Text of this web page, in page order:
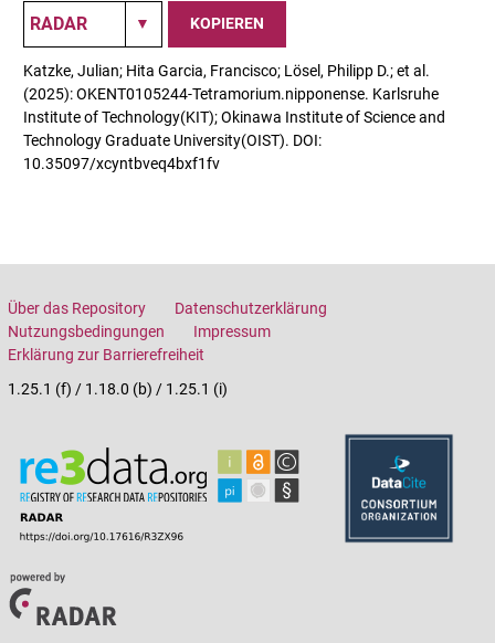
KOPIEREN
Katzke, Julian; Hita Garcia, Francisco; Lösel, Philipp D.; et al.
(2025): OKENT0105244-Tetramorium.nipponense. Karlsruhe
Institute of Technology(KIT); Okinawa Institute of Science and
Technology Graduate University(OIST). DOI:
10.35097/xcyntbveq4bxf1fv
Über das Repository
Datenschutzerklärung
Nutzungsbedingungen
Impressum
Erklärung zur Barrierefreiheit
1.25.1 (f) / 1.18.0 (b) / 1.25.1 (i)